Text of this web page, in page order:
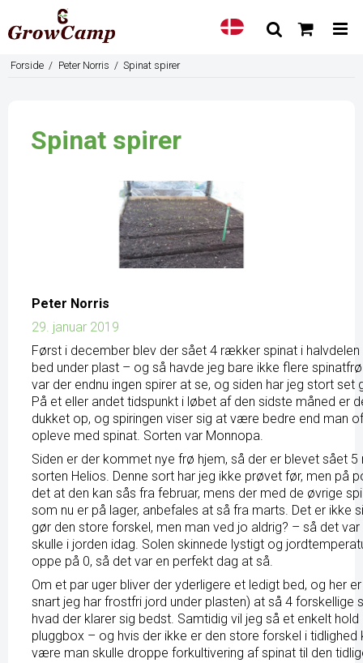
Forside / Peter Norris / Spinat spirer
Spinat spirer
Peter Norris
29. januar 2019
Først i december blev der sået 4 rækker spinat i
bed under plast – og så havde jeg bare ikke flere
var der endnu ingen spirer at se, og siden har jeg stort set
På et eller andet tidspunkt i løbet af den sidste måned er
dukket op, og spiringen viser sig at være bedre end man
opleve med spinat. Sorten var Monnopa.
Siden er der kommet nye frø hjem, så der er blevet sået
sorten Helios. Denne sort har jeg ikke prøvet før, men på
det at den kan sås fra februar, mens der med de øvrige
som nu er på lager, anbefales at så fra marts. Det er ikke
gør den store forskel, men man ved jo aldrig? – så det
skulle i jorden idag. Solen skinnede lystigt og
oppe på 0, så det var en perfekt dag at så.
Om et par uger bliver der yderligere et ledigt bed, og her
snart jeg har frostfri jord under plasten) at så 4 forskellige
hvad der klarer sig bedst. Samtidig vil jeg så et enkelt hold
pluggbox – og hvis der ikke er den store forskel i tidlighed
være man skulle droppe forkultivering af spinat til den